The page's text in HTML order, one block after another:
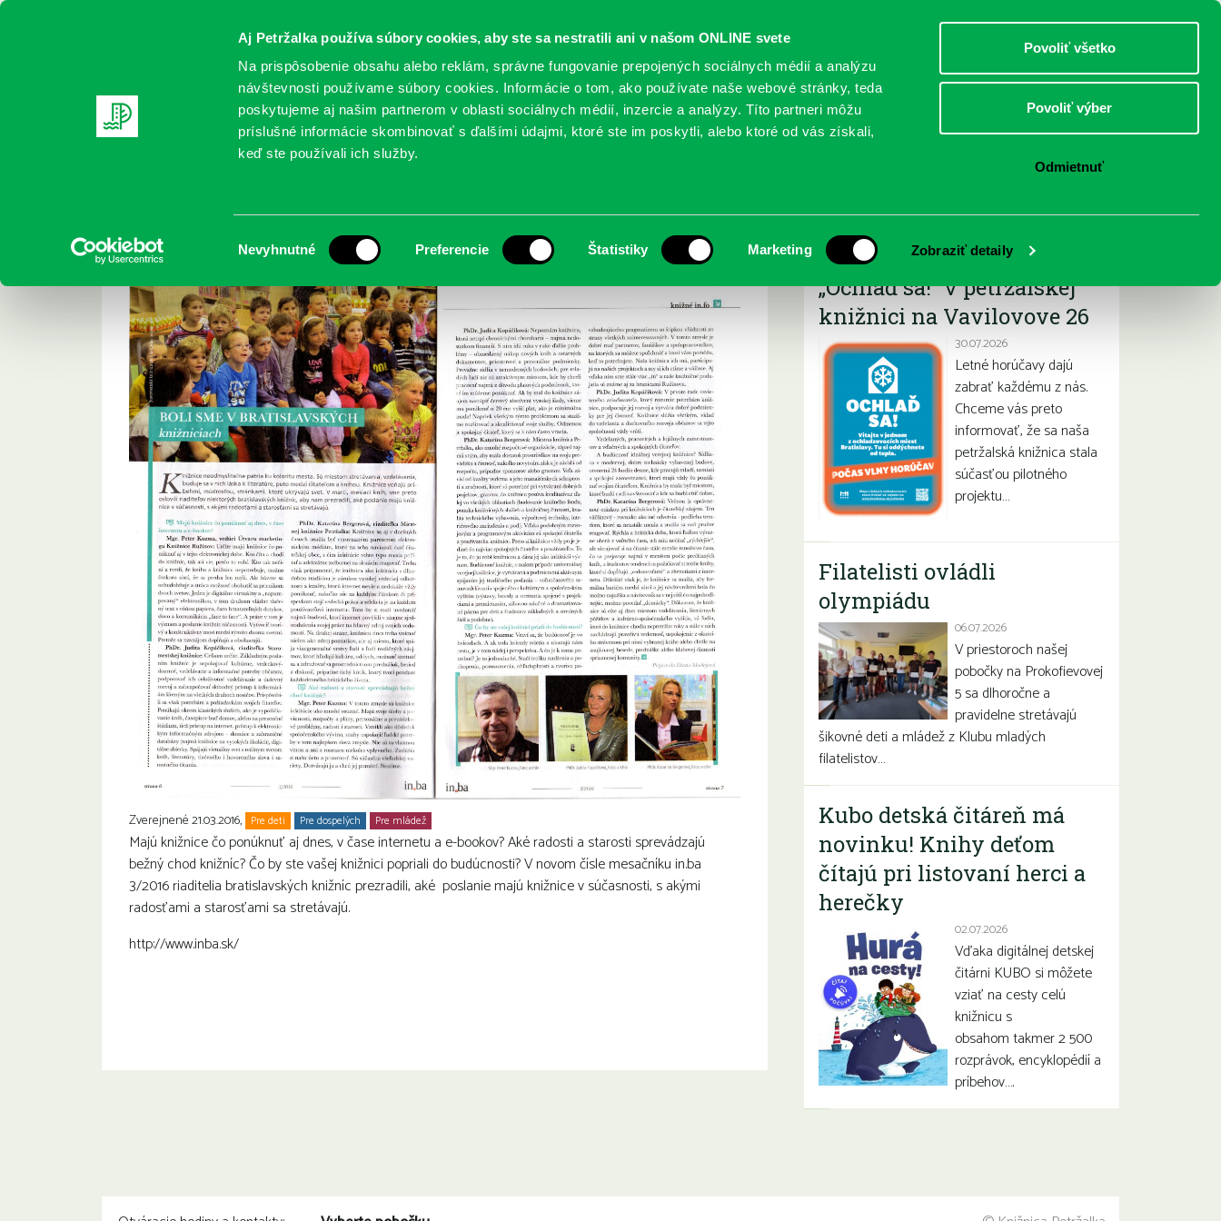
Aj Petržalka používa súbory cookies, aby ste sa nestratili ani v našom ONLINE svete
Na prispôsobenie obsahu alebo reklám, správne fungovanie prepojených sociálnych médií a analýzu
návštevnosti používame súbory cookies. Informácie o tom, ako používate naše webové stránky, teda
poskytujeme aj našim partnerom v oblasti sociálnych médií, inzercie a analýzy. Títo partneri môžu
príslušné informácie skombinovať s ďalšími údajmi, ktoré ste im poskytli, alebo ktoré od vás získali,
keď ste používali ich služby.
súhlasu
Nevyhnutné Preferencie Štatistiky Marketing Zobraziť detaily
Povoliť všetko
Povoliť výber
Odmietnuť
DOSPELÍ
REGISTRUJTE SA ONLINE KATALÓGY SLUŽBY PODUJATIA POBOČKY O KNIŽNICI
“ Boli sme v bratislavských knižniciach“
Zverejnené 21.03.2016, Pre deti Pre dospelých Pre mládež
Majú knižnice čo ponúknuť aj dnes, v čase internetu a e-bookov? Aké radosti a starosti sprevádzajú
bežný chod knižníc? Čo by ste vašej knižnici popriali do budúcnosti? V novom čísle mesačníku in.ba
3/2016 riaditelia bratislavských knižníc prezradili, aké poslanie majú knižnice v súčasnosti, s akými
radosťami a starosťami sa stretávajú.
http://www.inba.sk/
Najnovšie
„Ochlaď sa!“ v petržalskej
knižnici na Vavilovove 26
30.07.2026
Letné horúčavy dajú
zabrať každému z nás.
Chceme vás preto
informovať, že sa naša
petržalská knižnica stala
súčasťou pilotného
projektu…
Filatelisti ovládli
olympiádu
06.07.2026
V priestoroch našej
pobočky na Prokofievovej
5 sa dlhoročne a
pravidelne stretávajú
šikovné deti a mládež z Klubu mladých
filatelistov…
Kubo detská čitáreň má
novinku! Knihy deťom
čítajú pri listovaní herci a
herečky
02.07.2026
Vďaka digitálnej detskej
čitárni KUBO si môžete
vziať na cesty celú
knižnicu s
obsahom takmer 2 500
rozprávok, encyklopédií a
príbehov….